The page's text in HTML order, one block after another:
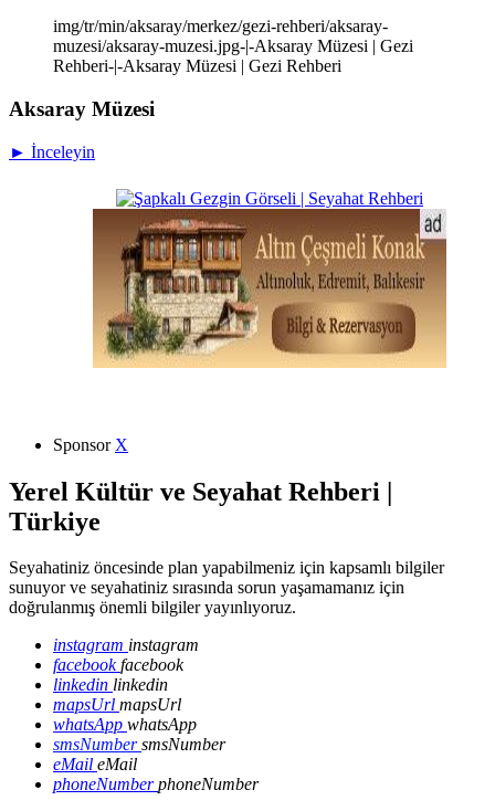
img/tr/min/aksaray/merkez/gezi-rehberi/aksaray-
muzesi/aksaray-muzesi.jpg-|-Aksaray Müzesi | Gezi
Rehberi-|-Aksaray Müzesi | Gezi Rehberi
Aksaray Müzesi
► İnceleyin
Sponsor X
Yerel Kültür ve Seyahat Rehberi |
Türkiye
Seyahatiniz öncesinde plan yapabilmeniz için kapsamlı bilgiler
sunuyor ve seyahatiniz sırasında sorun yaşamamanız için
doğrulanmış önemli bilgiler yayınlıyoruz.
instagram instagram
facebookfacebook
linkedin linkedin
mapsUrl mapsUrl
whatsApp whatsApp
smsNumbersmsNumber
eMail eMail
phoneNumberphoneNumber